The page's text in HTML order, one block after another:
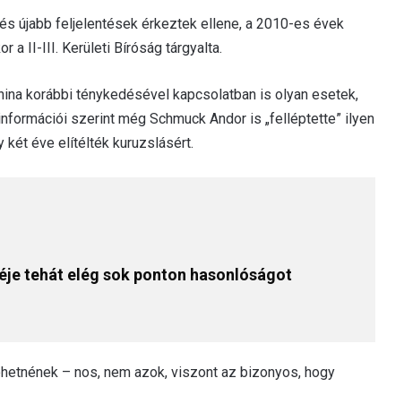
újabb feljelentések érkeztek ellene, a 2010-es évek
a II-III. Kerületi Bíróság tárgyalta.
korábbi ténykedésével kapcsolatban is olyan esetek,
szerint még Schmuck Andor is „felléptette” ilyen
két éve elítélték kuruzslásért.
tehát elég sok ponton hasonlóságot
– nos, nem azok, viszont az bizonyos, hogy